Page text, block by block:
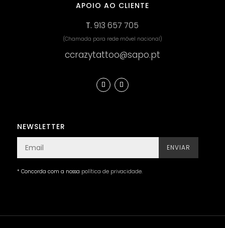
APOIO AO CLIENTE
T.913 657 705
(Chamada para rede móvel nacional)
ccrazytattoo@sapo.pt
NEWSLETTER
ENVIAR
* Concorda com a nossa política de privacidade.